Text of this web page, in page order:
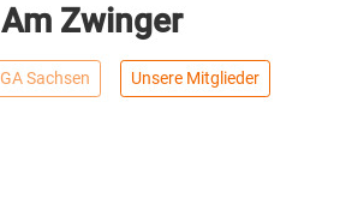
Zwinger
Sachsen Unsere Mitglieder